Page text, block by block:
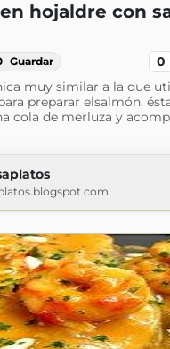
hojaldre con
Guardar 0
muy similar a la que
preparar elsalmón,
cola de merluza y